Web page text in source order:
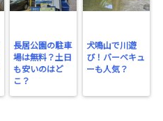
長居公園の駐車
場は無料？土日
も安いのはど
こ？
犬鳴山で川遊
び！バーベキュ
ーも人気？